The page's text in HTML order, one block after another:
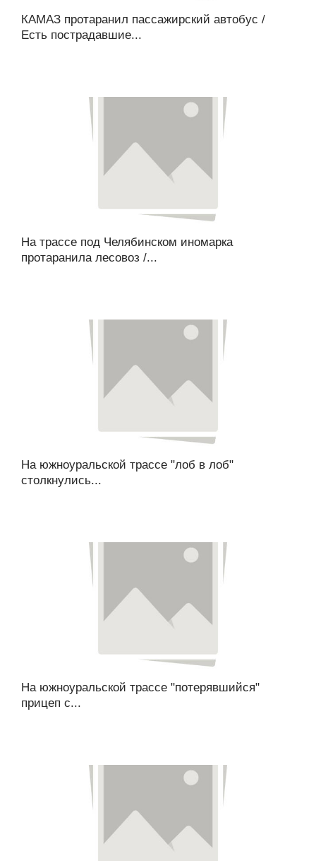
КАМАЗ протаранил пассажирский автобус /
Есть пострадавшие...
На трассе под Челябинском иномарка
протаранила лесовоз /...
На южноуральской трассе "лоб в лоб"
столкнулись...
На южноуральской трассе "потерявшийся"
прицеп с...